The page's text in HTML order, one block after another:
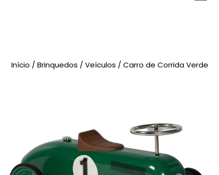
Brinquedos
Livraria
Formação
Início / Brinquedos / Veículos / Carro de Corrida Verde